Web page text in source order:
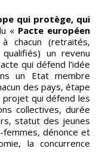
qui protège, qui
« Pacte européen
(retraités,
un revenu
qui défend l’idée
un Etat membre
des pays, étape
projet qui défend les
collectives, durée
statut des jeunes
femmes, dénonce et
la concurrence